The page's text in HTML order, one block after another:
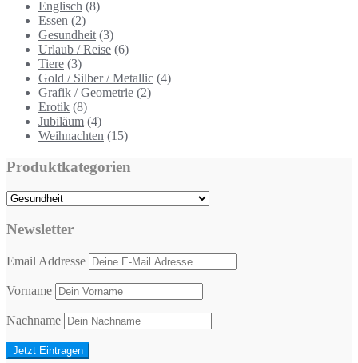
Englisch (8)
Essen (2)
Gesundheit (3)
Urlaub / Reise (6)
Tiere (3)
Gold / Silber / Metallic (4)
Grafik / Geometrie (2)
Erotik (8)
Jubiläum (4)
Weihnachten (15)
Produktkategorien
Newsletter
Email Addresse
Vorname
Nachname